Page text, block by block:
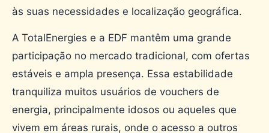
às suas necessidades e localização geográfica.
A TotalEnergies e a EDF mantêm uma grande
participação no mercado tradicional, com ofertas
estáveis ​​e ampla presença. Essa estabilidade
tranquiliza muitos usuários de vouchers de
energia, principalmente idosos ou aqueles que
vivem em áreas rurais, onde o acesso a outros